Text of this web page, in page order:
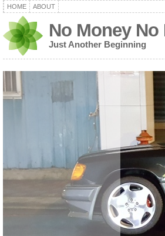
HOME ABOUT
No Money No
Just Another Beginning